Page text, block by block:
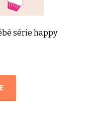
série happy